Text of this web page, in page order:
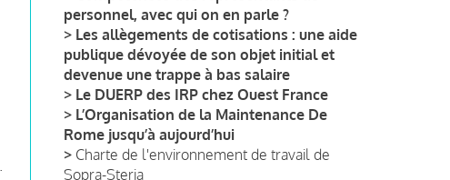
personnel, avec qui on en parle ?
> Les allègements de cotisations : une aide
publique dévoyée de son objet initial et
devenue une trappe à bas salaire
> Le DUERP des IRP chez Ouest France
> L’Organisation de la Maintenance De
Rome jusqu’à aujourd’hui
> Charte de l'environnement de travail de
Sopra-Steria